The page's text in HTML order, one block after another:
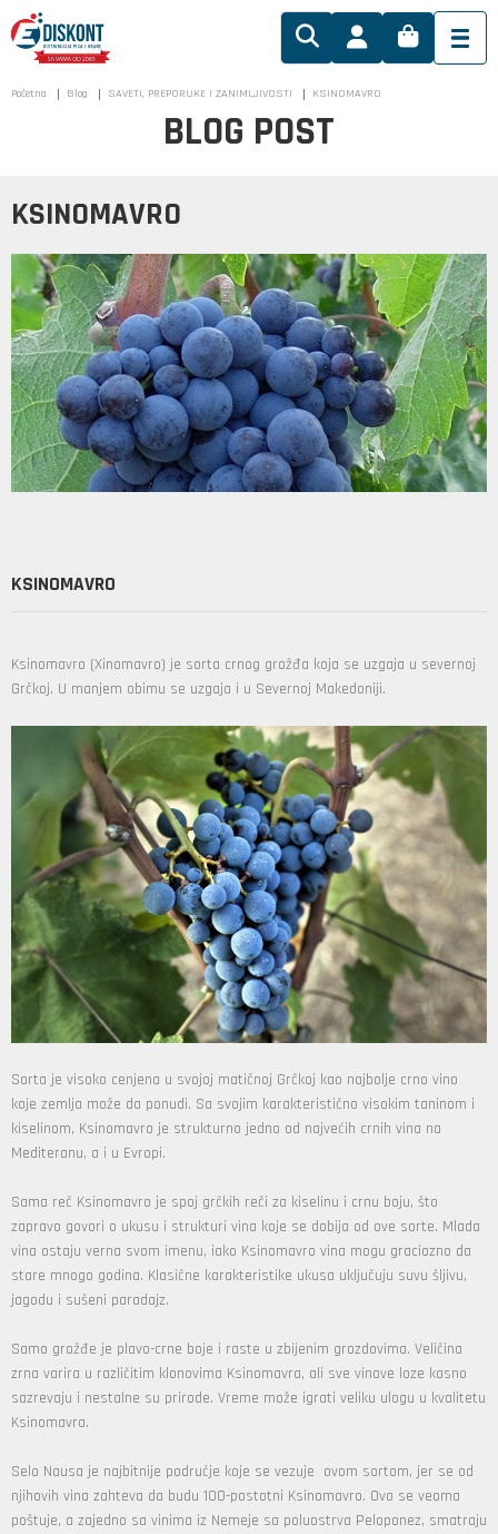
Početna Blog SAVETI, PREPORUKE I ZANIMLJIVOSTI KSINOMAVRO
BLOG POST
KSINOMAVRO
KSINOMAVRO
Ksinomavro (Xinomavro) je sorta crnog grožđa koja se uzgaja u severnoj
Grčkoj. U manjem obimu se uzgaja i u Severnoj Makedoniji.
Sorta je visoko cenjena u svojoj matičnoj Grčkoj kao najbolje crno vino
koje zemlja može da ponudi. Sa svojim karakteristično visokim taninom i
kiselinom, Ksinomavro je strukturno jedno od najvećih crnih vina na
Mediteranu, a i u Evropi.
Sama reč Ksinomavro je spoj grčkih reči za kiselinu i crnu boju, što
zapravo govori o ukusu i strukturi vina koje se dobija od ove sorte. Mlada
vina ostaju verna svom imenu, iako Ksinomavro vina mogu graciozno da
stare mnogo godina. Klasične karakteristike ukusa uključuju suvu šljivu,
jagodu i sušeni paradajz.
Samo grožđe je plavo-crne boje i raste u zbijenim grozdovima. Veličina
zrna varira u različitim klonovima Ksinomavra, ali sve vinove loze kasno
sazrevaju i nestalne su prirode. Vreme može igrati veliku ulogu u kvalitetu
Ksinomavra.
Selo Nausa je najbitnije područje koje se vezuje ovom sortom, jer se od
njihovih vina zahteva da budu 100-postotni Ksinomavro. Ovo se veoma
poštuje, a zajedno sa vinima iz Nemeje sa poluostrva Peloponez, smatraju